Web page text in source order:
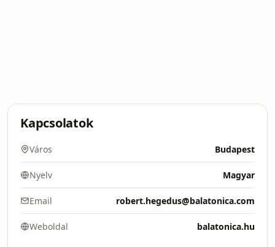
Kapcsolatok
Város Budapest
Nyelv Magyar
Email robert.hegedus@balatonica.com
Weboldal balatonica.hu